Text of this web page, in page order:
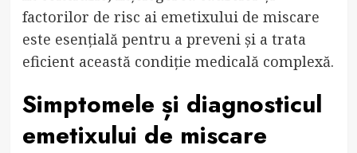
factorilor de risc ai emetixului de miscare
este esențială pentru a preveni și a trata
eficient această condiție medicală complexă.
Simptomele și diagnosticul
emetixului de miscare